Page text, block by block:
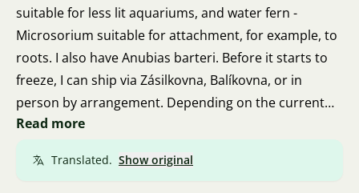
suitable for less lit aquariums, and water fern -
Microsorium suitable for attachment, for example, to
roots. I also have Anubias barteri. Before it starts to
freeze, I can ship via Zásilkovna, Balíkovna, or in
person by arrangement. Depending on the current
season, more plants may be available. The plants are
quantity of Affinis, a price agreement is possible.
Read more
Translated. Show original